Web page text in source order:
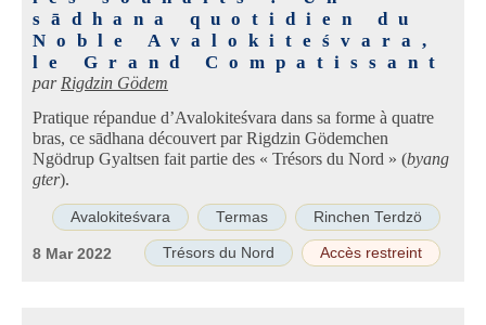
sādhana quotidien du
Noble Avalokiteśvara,
le Grand Compatissant
parRigdzin Gödem
Pratique répandue d’Avalokiteśvara dans sa forme à quatre
bras, ce sādhana découvert par Rigdzin Gödemchen
Ngödrup Gyaltsen fait partie des « Trésors du Nord » (byang
gter).
Avalokiteśvara Termas Rinchen Terdzö
Trésors du Nord Accès restreint
8 Mar 2022